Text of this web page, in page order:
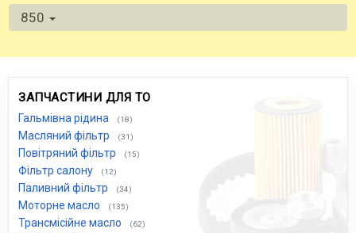
850
ЗАПЧАСТИНИ ДЛЯ ТО
Гальмівна рідина (18)
Масляний фільтр (31)
Повітряний фільтр (15)
Фільтр салону (12)
Паливний фільтр (34)
Моторне масло (135)
Трансмісійне масло (62)